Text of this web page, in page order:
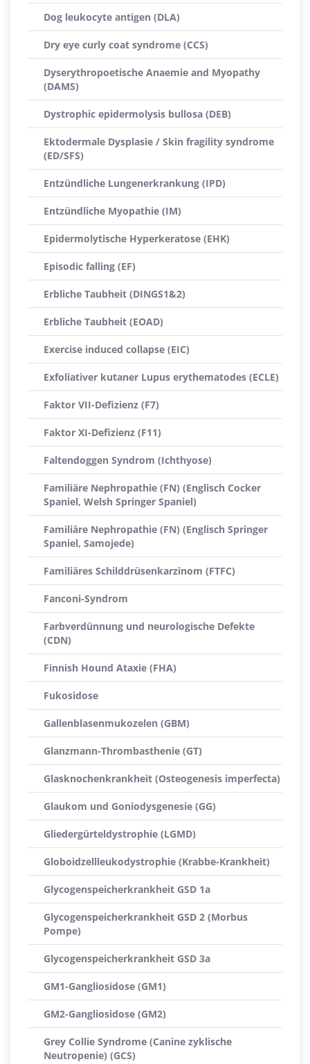
Dog leukocyte antigen (DLA)
Dry eye curly coat syndrome (CCS)
Dyserythropoetische Anaemie and Myopathy
(DAMS)
Dystrophic epidermolysis bullosa (DEB)
Ektodermale Dysplasie / Skin fragility syndrome
(ED/SFS)
Entzündliche Lungenerkrankung (IPD)
Entzündliche Myopathie (IM)
Epidermolytische Hyperkeratose (EHK)
Episodic falling (EF)
Erbliche Taubheit (DINGS1&2)
Erbliche Taubheit (EOAD)
Exercise induced collapse (EIC)
Exfoliativer kutaner Lupus erythematodes (ECLE)
Faktor VII-Defizienz (F7)
Faktor XI-Defizienz (F11)
Faltendoggen Syndrom (Ichthyose)
Familiäre Nephropathie (FN) (Englisch Cocker
Spaniel, Welsh Springer Spaniel)
Familiäre Nephropathie (FN) (Englisch Springer
Spaniel, Samojede)
Familiäres Schilddrüsenkarzinom (FTFC)
Fanconi-Syndrom
Farbverdünnung und neurologische Defekte
(CDN)
Finnish Hound Ataxie (FHA)
Fukosidose
Gallenblasenmukozelen (GBM)
Glanzmann-Thrombasthenie (GT)
Glasknochenkrankheit (Osteogenesis imperfecta)
Glaukom und Goniodysgenesie (GG)
Gliedergürteldystrophie (LGMD)
Globoidzellleukodystrophie (Krabbe-Krankheit)
Glycogenspeicherkrankheit GSD 1a
Glycogenspeicherkrankheit GSD 2 (Morbus
Pompe)
Glycogenspeicherkrankheit GSD 3a
GM1-Gangliosidose (GM1)
GM2-Gangliosidose (GM2)
Grey Collie Syndrome (Canine zyklische
Neutropenie) (GCS)